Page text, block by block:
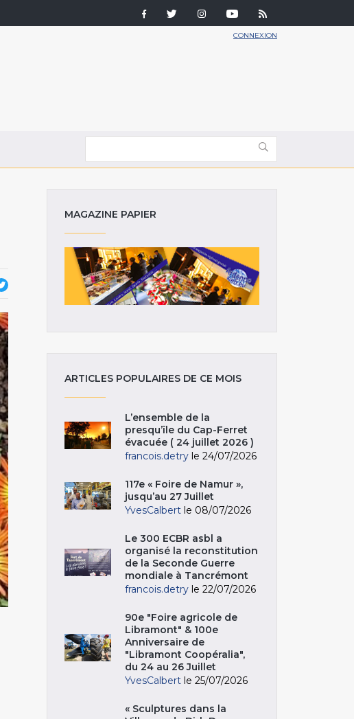
CONNEXION
MAGAZINE PAPIER
ARTICLES POPULAIRES DE CE MOIS
L’ensemble de la
presqu’île du Cap-Ferret
évacuée ( 24 juillet 2026 )
francois.detry le 24/07/2026
117e « Foire de Namur »,
jusqu’au 27 Juillet
YvesCalbert le 08/07/2026
Le 300 ECBR asbl a
organisé la reconstitution
de la Seconde Guerre
mondiale à Tancrémont
francois.detry le 22/07/2026
90e "Foire agricole de
Libramont" & 100e
Anniversaire de
"Libramont Coopéralia",
du 24 au 26 Juillet
YvesCalbert le 25/07/2026
« Sculptures dans la